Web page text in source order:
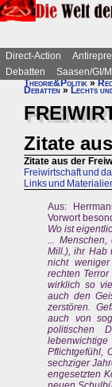
Direct-Action
Debatten
Saasen/GI/
Theorie&Politik»
Debatten » Lechts
Zitate
Zitate aus der
Freiwirtschaft und
Links und
Aus:
Vorwort
Wo ist
...
Mill.), ihr Hab
nicht
rechten
wirklich so
auch den
zerstören.
auch von
politischen
Pflichtgefühl,
sechziger
engesetzten